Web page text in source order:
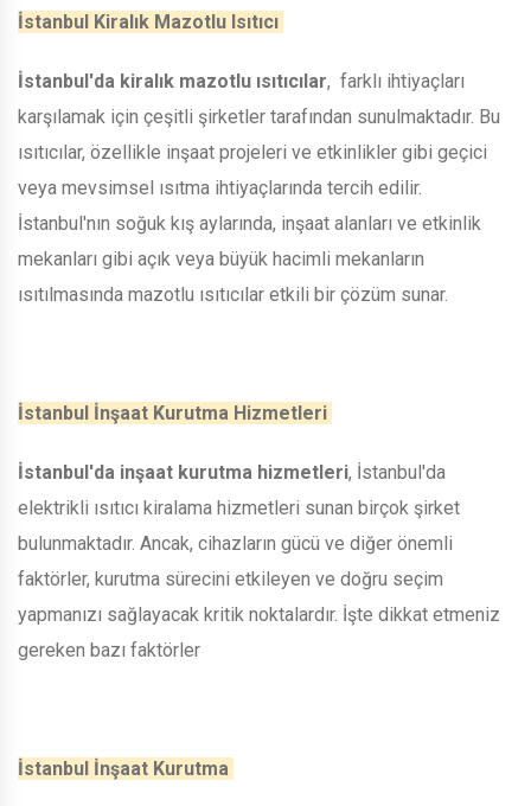
İstanbul Kiralık Mazotlu Isıtıcı
İstanbul'da kiralık mazotlu ısıtıcılar, farklı ihtiyaçları
karşılamak için çeşitli şirketler tarafından sunulmaktadır. Bu
ısıtıcılar, özellikle inşaat projeleri ve etkinlikler gibi geçici
veya mevsimsel ısıtma ihtiyaçlarında tercih edilir.
İstanbul'nın soğuk kış aylarında, inşaat alanları ve etkinlik
mekanları gibi açık veya büyük hacimli mekanların
ısıtılmasında mazotlu ısıtıcılar etkili bir çözüm sunar.
İstanbul İnşaat Kurutma Hizmetleri
İstanbul'da inşaat kurutma hizmetleri, İstanbul'da
elektrikli ısıtıcı kiralama hizmetleri sunan birçok şirket
bulunmaktadır. Ancak, cihazların gücü ve diğer önemli
faktörler, kurutma sürecini etkileyen ve doğru seçim
yapmanızı sağlayacak kritik noktalardır. İşte dikkat etmeniz
gereken bazı faktörler
İstanbul İnşaat Kurutma